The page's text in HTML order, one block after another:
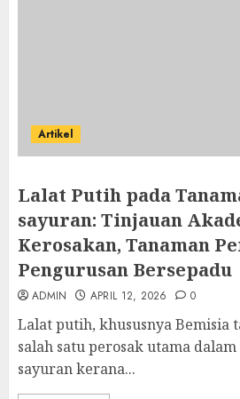
Artikel
Lalat Putih pada
sayuran: Tinjauan
Kerosakan, Tanaman
Pengurusan Bersepadu
ADMIN APRIL 12, 2026 0
Lalat putih, khususnya Bemisia
salah satu perosak utama
sayuran kerana...